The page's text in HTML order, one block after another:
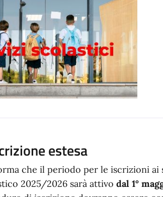
estesa
che il periodo per le iscrizioni
2025/2026 sarà attivo dal 1°